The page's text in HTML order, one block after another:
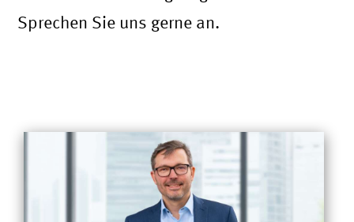
Sprechen Sie uns gerne an.